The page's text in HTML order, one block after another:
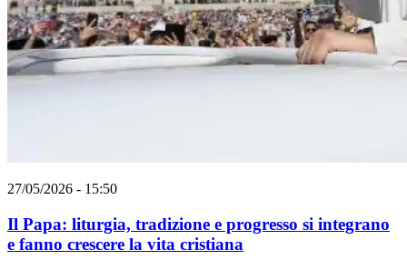
27/05/2026 - 15:50
Il Papa: liturgia, tradizione e progresso si integrano
e fanno crescere la vita cristiana